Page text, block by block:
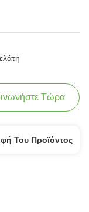
Τώρα
Του Προϊόντος